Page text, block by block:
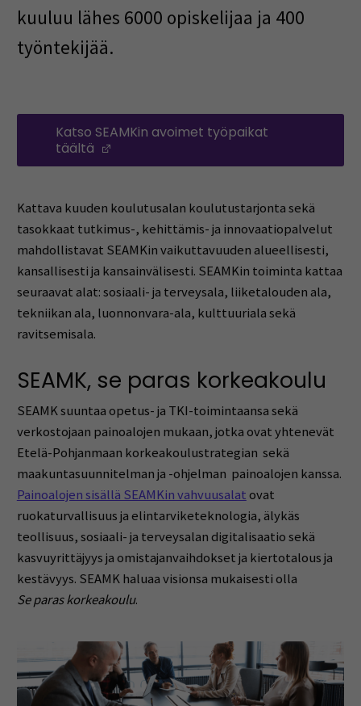
kuuluu lähes 6000 opiskelijaa ja 400
työntekijää.
Katso SEAMKin avoimet työpaikat
täältä
Kattava kuuden koulutusalan koulutustarjonta sekä
tasokkaat tutkimus-, kehittämis- ja innovaatiopalvelut
mahdollistavat SEAMKin vaikuttavuuden alueellisesti,
kansallisesti ja kansainvälisesti. SEAMKin toiminta kattaa
seuraavat alat: sosiaali- ja terveysala, liiketalouden ala,
tekniikan ala, luonnonvara-ala, kulttuuriala sekä
ravitsemisala.
SEAMK, se paras korkeakoulu
SEAMK suuntaa opetus- ja TKI-toimintaansa sekä
verkostojaan painoalojen mukaan, jotka ovat yhtenevät
Etelä-Pohjanmaan korkeakoulustrategian sekä
maakuntasuunnitelman ja -ohjelman painoalojen kanssa.
Painoalojen sisällä SEAMKin vahvuusalatovat
ruokaturvallisuus ja elintarviketeknologia, älykäs
teollisuus, sosiaali- ja terveysalan digitalisaatio sekä
kasvuyrittäjyys ja omistajanvaihdokset ja kiertotalous ja
kestävyys. SEAMK haluaa visionsa mukaisesti olla
Se paras korkeakoulu.